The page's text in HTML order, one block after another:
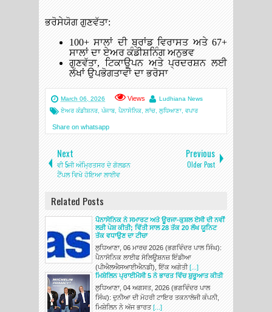
ਭਰੋਸੇਯੋਗ ਗੁਣਵੱਤਾ:
100+ ਸਾਲਾਂ ਦੀ ਬ੍ਰਾਂਡ ਵਿਰਾਸਤ ਅਤੇ 67+
ਸਾਲਾਂ ਦਾ ਏਅਰ ਕੰਡੀਸ਼ਨਿੰਗ ਅਨੁਭਵ
ਗੁਣਵੱਤਾ, ਟਿਕਾਊਪਨ ਅਤੇ ਪ੍ਰਦਰਸ਼ਨ ਲਈ
ਲੱਖਾਂ ਉਪਭੋਗਤਾਵਾਂ ਦਾ ਭਰੋਸਾ
March 06, 2026 Views
Ludhiana News
ਏਅਰ ਕੰਡੀਸ਼ਨਰ, ਪੰਜਾਬ, ਪੈਨਾਸੋਨਿਕ, ਲਾਂਚ, ਲੁਧਿਆਣਾ, ਵਪਾਰ
Share on whatsapp
Next
ਵੀ 5ਜੀ ਅੰਮ੍ਰਿਤਸਰ ਦੇ ਗੋਲਡਨ
ਟੈਂਪਲ ਵਿਖੇ ਹੋਇਆ ਲਾਈਵ
Previous
Older Post
Related Posts
ਪੈਨਾਸੋਨਿਕ ਨੇ ਸਮਾਰਟ ਅਤੇ ਊਰਜਾ-ਕੁਸ਼ਲ ਏਸੀ ਦੀ ਨਵੀਂ
ਲੜੀ ਪੇਸ਼ ਕੀਤੀ; ਵਿੱਤੀ ਸਾਲ 28 ਤੱਕ 20 ਲੱਖ ਯੂਨਿਟ
ਤੱਕ ਵਧਾਉਣ ਦਾ ਟੀਚਾ
ਲੁਧਿਆਣਾ, 06 ਮਾਰਚ 2026 (ਭਗਵਿੰਦਰ ਪਾਲ ਸਿੰਘ):
ਪੈਨਾਸੋਨਿਕ ਲਾਈਫ ਸੋਲਿਊਸ਼ਨਜ਼ ਇੰਡੀਆ
(ਪੀਐਲਐਸਆਈਐਨਡੀ), ਇੱਕ ਅਗੇਤੀ [...]
ਮਿਸ਼ੇਲਿਨ ਪ੍ਰਾਈਮੈਸੀ 5 ਨੇ ਭਾਰਤ ਵਿੱਚ ਸ਼ੁਰੂਆਤ ਕੀਤੀ
ਲੁਧਿਆਣਾ, 04 ਅਗਸਤ, 2026 (ਭਗਵਿੰਦਰ ਪਾਲ
ਸਿੰਘ): ਦੁਨੀਆ ਦੀ ਮੋਹਰੀ ਟਾਇਰ ਤਕਨਾਲੋਜੀ ਕੰਪਨੀ,
ਮਿਸ਼ੇਲਿਨ ਨੇ ਅੱਜ ਭਾਰਤ [...]